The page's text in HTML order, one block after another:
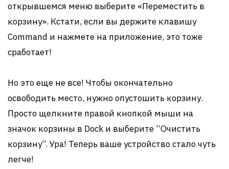
открывшемся меню выберите «Переместить в
корзину». Кстати, если вы держите клавишу
Command и нажмете на приложение, это тоже
сработает!
Но это еще не все! Чтобы окончательно
освободить место, нужно опустошить корзину.
Просто щелкните правой кнопкой мыши на
значок корзины в Dock и выберите “Очистить
корзину”. Ура! Теперь ваше устройство стало чуть
легче!